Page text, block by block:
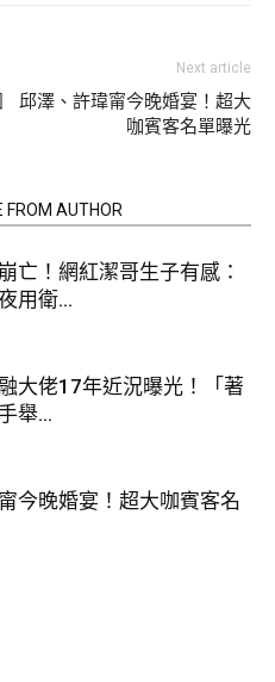
詹惟中最近被爆一堆爭議，
效應？下一步，做早餐直播
人IP的，全都閉嘴了…」，並
怕你蛋變貴了、國家走錯路
主自由、言論自由」。
Next article
邱澤、許瑋甯今晚婚宴！超大
咖賓客名單曝光
FROM AUTHOR
亡！網紅潔哥生子有感：
用衛...
大佬17年近況曝光！「著
舉...
今晚婚宴！超大咖賓客名